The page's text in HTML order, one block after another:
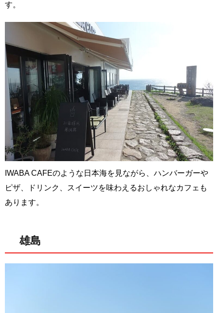
す。
IWABA CAFEのような日本海を見ながら、ハンバーガーや
ピザ、ドリンク、スイーツを味わえるおしゃれなカフェも
あります。
雄島